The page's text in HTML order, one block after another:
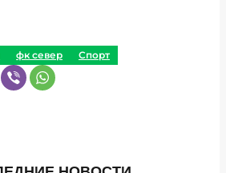
фк север Спорт